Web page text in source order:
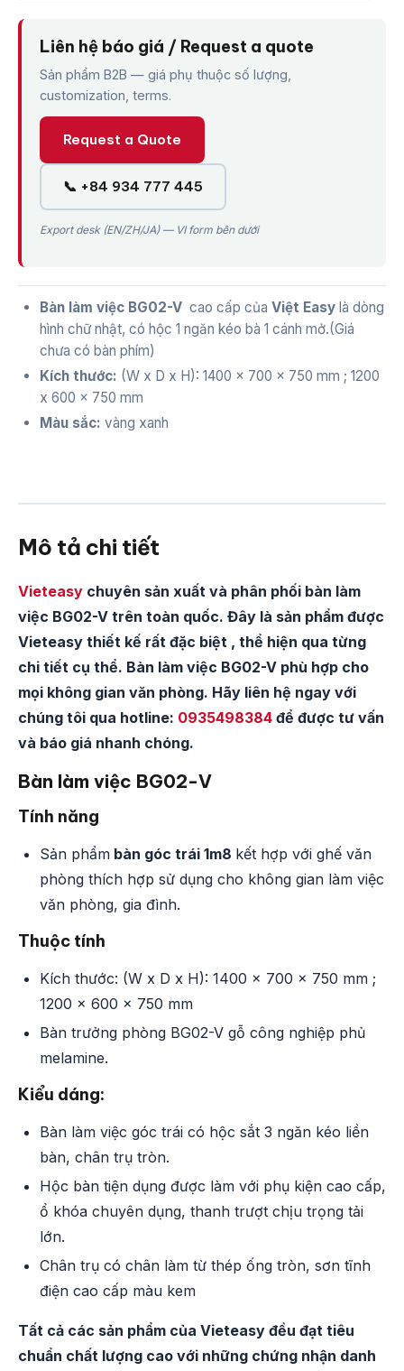
Liên hệ báo giá / Request a quote
Sản phẩm B2B — giá phụ thuộc số lượng,
customization, terms.
Request a Quote
📞 +84 934 777 445
Export desk (EN/ZH/JA) — VI form bên dưới
Bàn làm việc BG02-V cao cấp của Việt Easy là dòng
hình chữ nhật, có hộc 1 ngăn kéo bà 1 cánh mở.(Giá
chưa có bàn phím)
Kích thước: (W x D x H): 1400 x 700 x 750 mm ; 1200
x 600 x 750 mm
Màu sắc: vàng xanh
Mô tả chi tiết
Vieteasy chuyên sản xuất và phân phối bàn làm
việc BG02-V trên toàn quốc. Đây là sản phẩm được
Vieteasy thiết kế rất đặc biệt , thể hiện qua từng
chi tiết cụ thể. Bàn làm việc BG02-V phù hợp cho
mọi không gian văn phòng. Hãy liên hệ ngay với
chúng tôi qua hotline: 0935498384 để được tư vấn
và báo giá nhanh chóng.
Bàn làm việc BG02-V
Tính năng
Sản phẩm bàn góc trái 1m8 kết hợp với ghế văn
phòng thích hợp sử dụng cho không gian làm việc
văn phòng, gia đình.
Thuộc tính
Kích thước: (W x D x H): 1400 x 700 x 750 mm ;
1200 x 600 x 750 mm
Bàn trưởng phòng BG02-V gỗ công nghiệp phủ
melamine.
Kiểu dáng:
Bàn làm việc góc trái có hộc sắt 3 ngăn kéo liền
bàn, chân trụ tròn.
Hộc bàn tiện dụng được làm với phụ kiện cao cấp,
ổ khóa chuyên dụng, thanh trượt chịu trọng tải
lớn.
Chân trụ có chân làm từ thép ống tròn, sơn tĩnh
điện cao cấp màu kem
Tất cả các sản phẩm của Vieteasy đều đạt tiêu
chuẩn chất lượng cao với những chứng nhận danh